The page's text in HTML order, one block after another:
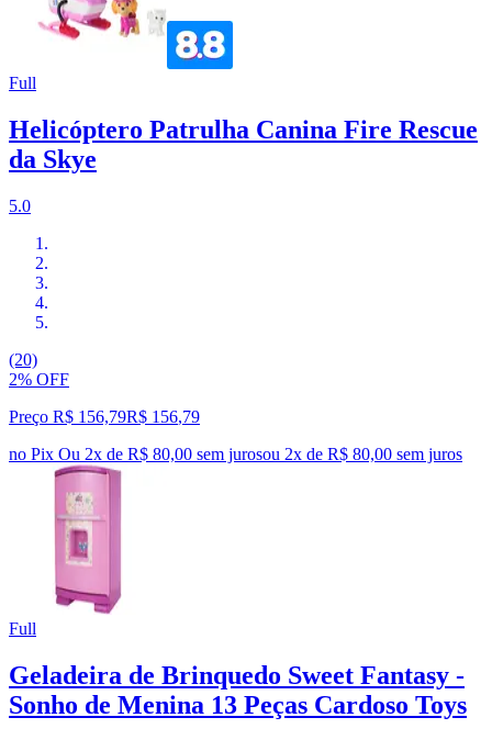
Full
Helicóptero Patrulha Canina Fire Rescue
da Skye
5.0
(20)
2% OFF
Preço R$ 156,79R$ 156,79
no Pix Ou 2x de R$ 80,00 sem jurosou 2x de R$ 80,00 sem juros
Full
Geladeira de Brinquedo Sweet Fantasy -
Sonho de Menina 13 Peças Cardoso Toys